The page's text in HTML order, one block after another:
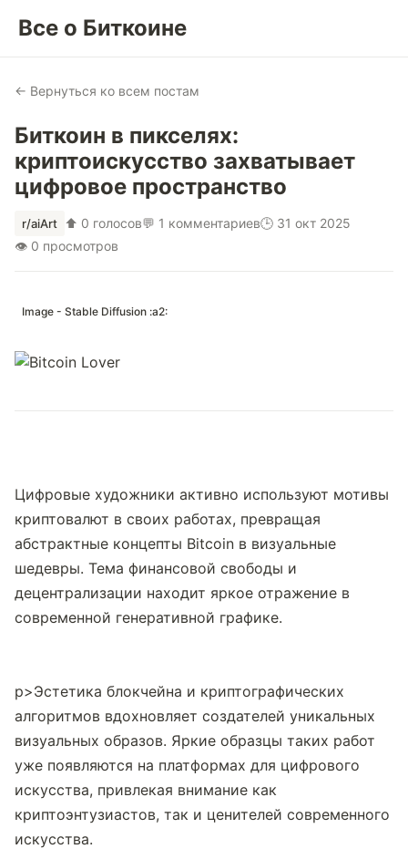
Все о Биткоине
← Вернуться ко всем постам
Биткоин в пикселях:
криптоискусство захватывает
цифровое пространство
r/aiArt ⬆ 0 голосов💬 1 комментариев🕒 31 окт 2025
👁 0 просмотров
Image - Stable Diffusion :a2:
Цифровые художники активно используют мотивы
криптовалют в своих работах, превращая
абстрактные концепты Bitcoin в визуальные
шедевры. Тема финансовой свободы и
децентрализации находит яркое отражение в
современной генеративной графике.
p>Эстетика блокчейна и криптографических
алгоритмов вдохновляет создателей уникальных
визуальных образов. Яркие образцы таких работ
уже появляются на платформах для цифрового
искусства, привлекая внимание как
криптоэнтузиастов, так и ценителей современного
искусства.